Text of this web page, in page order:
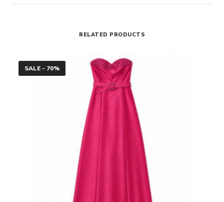
RELATED PRODUCTS
Abito
lungo
SALE - 70%